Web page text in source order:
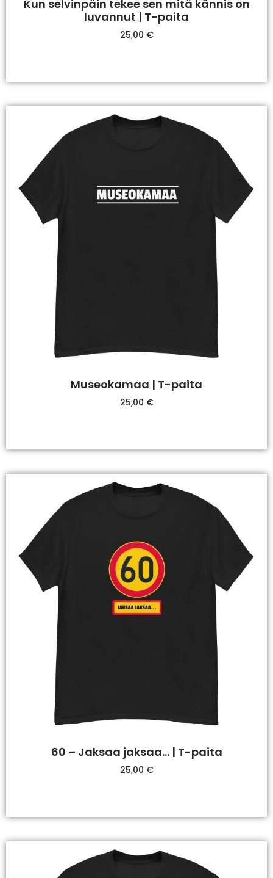
Kun selvinpäin tekee sen mitä kännis on
luvannut | T-paita
25,00 €
Museokamaa | T-paita
25,00 €
60 – Jaksaa jaksaa… | T-paita
25,00 €